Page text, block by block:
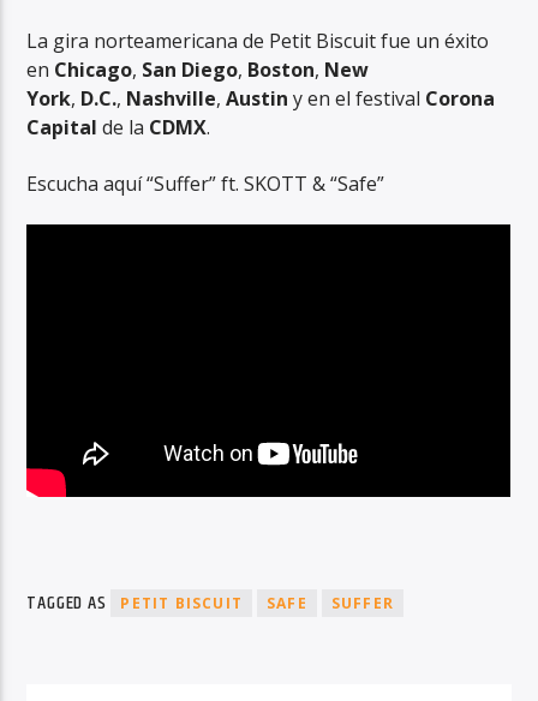
La gira norteamericana de Petit Biscuit fue un éxito
en Chicago, San Diego, Boston, New
York, D.C., Nashville,Austin y en el festival Corona
Capitalde la CDMX.
Escucha aquí “Suffer” ft. SKOTT & “Safe”
TAGGED AS PETIT BISCUIT SAFE SUFFER